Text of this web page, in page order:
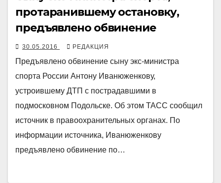
протаранившему остановку,
предъявлено обвинение
30.05.2016 РЕДАКЦИЯ
Предъявлено обвинение сыну экс-министра
спорта России Антону Иванюженкову,
устроившему ДТП с пострадавшими в
подмосковном Подольске. Об этом ТАСС сообщил
источник в правоохранительных органах. По
информации источника, Иванюженкову
предъявлено обвинение по…